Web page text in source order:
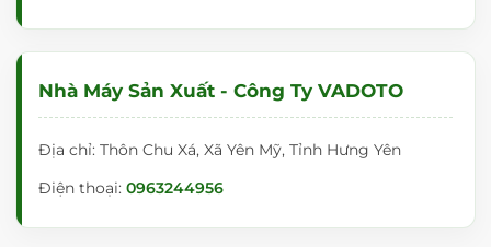
Nhà Máy Sản Xuất - Công Ty VADOTO
Địa chỉ: Thôn Chu Xá, Xã Yên Mỹ, Tỉnh Hưng Yên
Điện thoại: 0963244956